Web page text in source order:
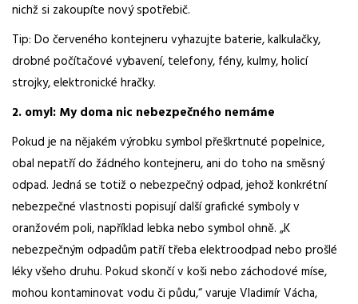
nichž si zakoupíte nový spotřebič.
Tip: Do červeného kontejneru vyhazujte baterie, kalkulačky,
drobné počítačové vybavení, telefony, fény, kulmy, holicí
strojky, elektronické hračky.
2. omyl: My doma nic nebezpečného nemáme
Pokud je na nějakém výrobku symbol přeškrtnuté popelnice,
obal nepatří do žádného kontejneru, ani do toho na směsný
odpad. Jedná se totiž o nebezpečný odpad, jehož konkrétní
nebezpečné vlastnosti popisují další grafické symboly v
oranžovém poli, například lebka nebo symbol ohně. „K
nebezpečným odpadům patří třeba elektroodpad nebo prošlé
léky všeho druhu. Pokud skončí v koši nebo záchodové míse,
mohou kontaminovat vodu či půdu,“ varuje Vladimír Vácha,